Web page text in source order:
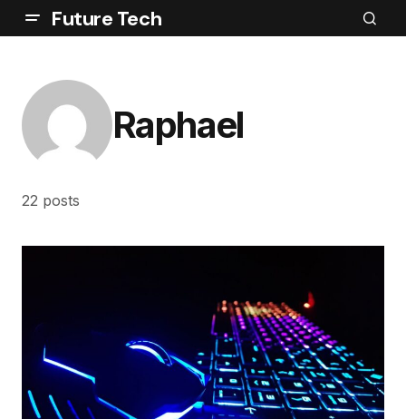
Future Tech
Raphael
22 posts